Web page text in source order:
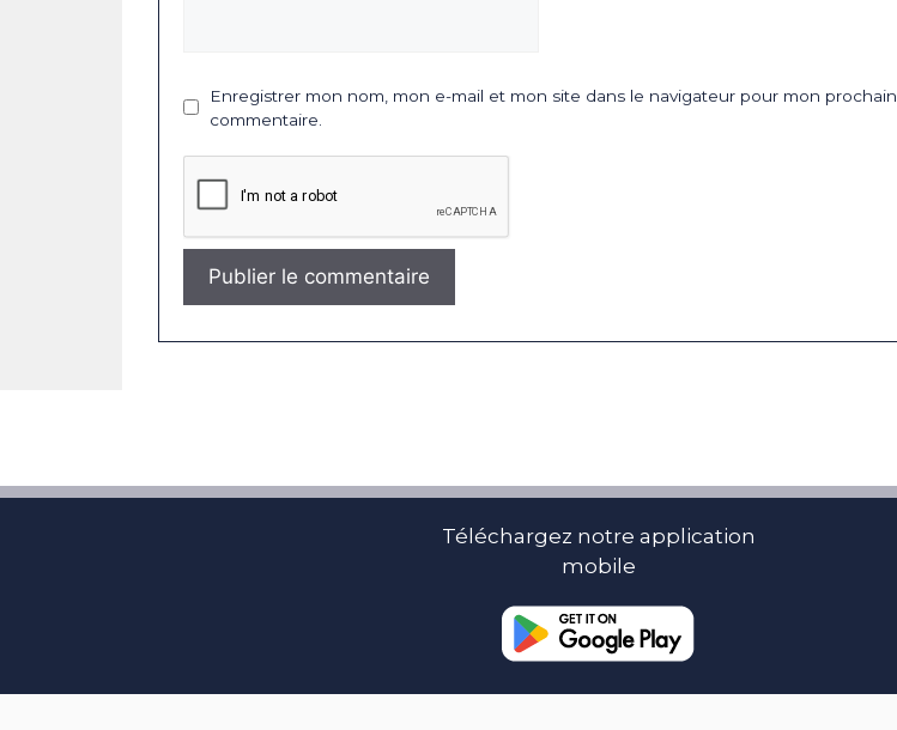
Enregistrer mon nom, mon e-mail et mon site dans le navigateur pour mon prochain
commentaire.
Téléchargez notre application
mobile